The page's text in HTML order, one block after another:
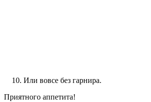
Или вовсе без гарнира.
Приятного аппетита!